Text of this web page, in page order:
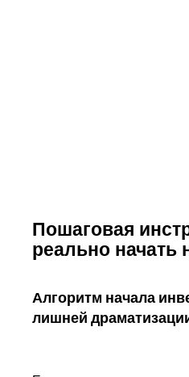
Пошаговая
реально начать
Алгоритм начала
лишней